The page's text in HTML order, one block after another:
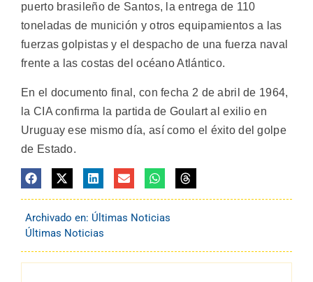
puerto brasileño de Santos, la entrega de 110
toneladas de munición y otros equipamientos a las
fuerzas golpistas y el despacho de una fuerza naval
frente a las costas del océano Atlántico.
En el documento final, con fecha 2 de abril de 1964,
la CIA confirma la partida de Goulart al exilio en
Uruguay ese mismo día, así como el éxito del golpe
de Estado.
Archivado en: Últimas Noticias
Últimas Noticias